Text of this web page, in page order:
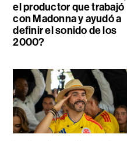
el productor que trabajó
con Madonna y ayudó a
definir el sonido de los
2000?